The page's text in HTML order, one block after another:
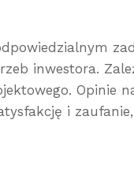
inwestora.
Opinie
i